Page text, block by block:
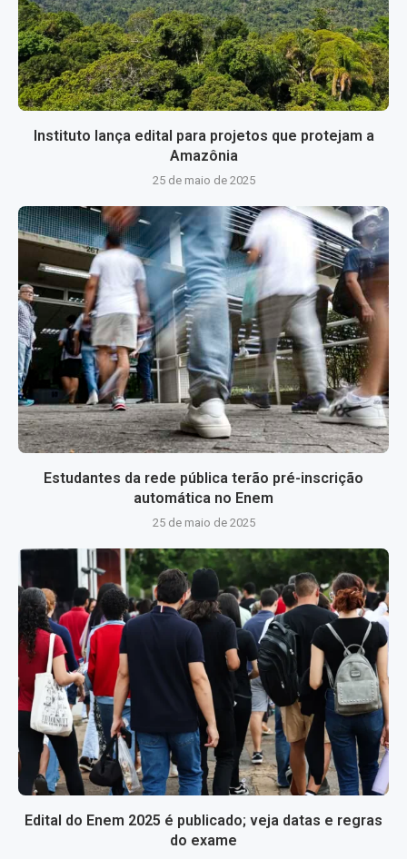
Instituto lança edital para projetos que protejam a
Amazônia
25 de maio de 2025
Estudantes da rede pública terão pré-inscrição
automática no Enem
25 de maio de 2025
Edital do Enem 2025 é publicado; veja datas e regras
do exame